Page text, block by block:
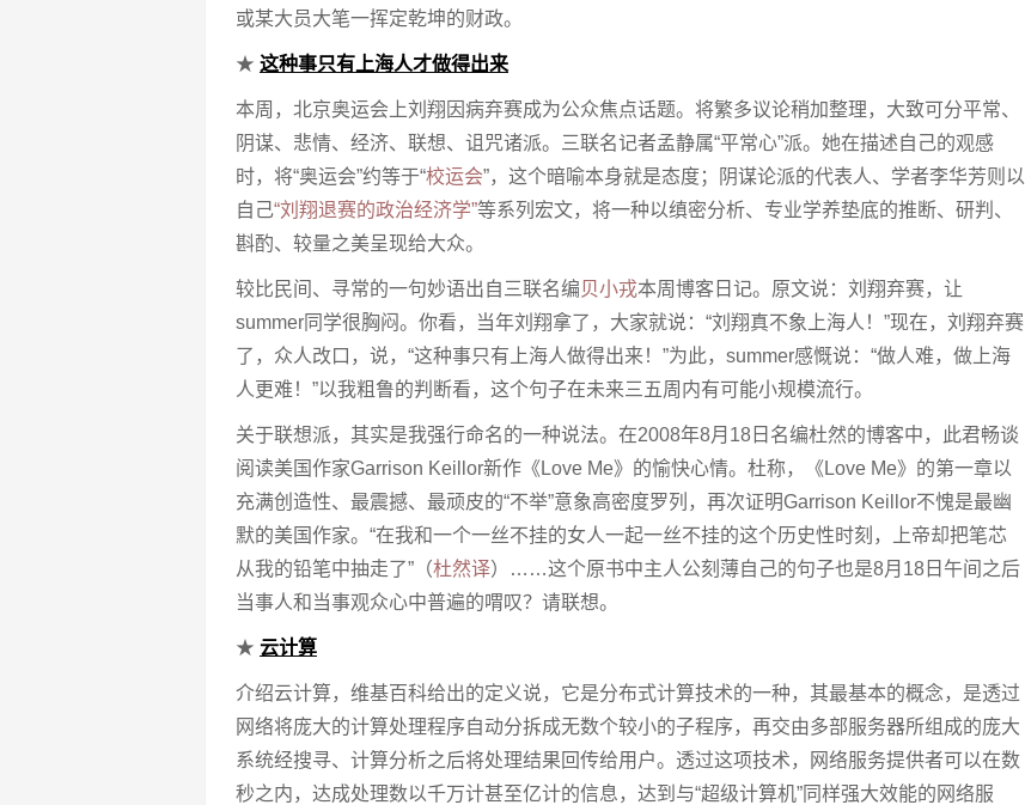
或某大员大笔一挥定乾坤的财政。
★ 这种事只有上海人才做得出来
本周，北京奥运会上刘翔因病弃赛成为公众焦点话题。将繁多议论稍加整理，大致可分平常、
阴谋、悲情、经济、联想、诅咒诸派。三联名记者孟静属“平常心”派。她在描述自己的观感
时，将“奥运会”约等于“校运会”，这个暗喻本身就是态度；阴谋论派的代表人、学者李华芳则以
自己“刘翔退赛的政治经济学”等系列宏文，将一种以缜密分析、专业学养垫底的推断、研判、
斟酌、较量之美呈现给大众。
较比民间、寻常的一句妙语出自三联名编贝小戎本周博客日记。原文说：刘翔弃赛，让
summer同学很胸闷。你看，当年刘翔拿了，大家就说：“刘翔真不象上海人！”现在，刘翔弃赛
了，众人改口，说，“这种事只有上海人做得出来！”为此，summer感慨说：“做人难，做上海
人更难！”以我粗鲁的判断看，这个句子在未来三五周内有可能小规模流行。
关于联想派，其实是我强行命名的一种说法。在2008年8月18日名编杜然的博客中，此君畅谈
阅读美国作家Garrison Keillor新作《Love Me》的愉快心情。杜称，《Love Me》的第一章以
充满创造性、最震撼、最顽皮的“不举”意象高密度罗列，再次证明Garrison Keillor不愧是最幽
默的美国作家。“在我和一个一丝不挂的女人一起一丝不挂的这个历史性时刻，上帝却把笔芯
从我的铅笔中抽走了”（杜然译）……这个原书中主人公刻薄自己的句子也是8月18日午间之后
当事人和当事观众心中普遍的喟叹？请联想。
★ 云计算
介绍云计算，维基百科给出的定义说，它是分布式计算技术的一种，其最基本的概念，是透过
网络将庞大的计算处理程序自动分拆成无数个较小的子程序，再交由多部服务器所组成的庞大
系统经搜寻、计算分析之后将处理结果回传给用户。透过这项技术，网络服务提供者可以在数
秒之内，达成处理数以千万计甚至亿计的信息，达到与“超级计算机”同样强大效能的网络服